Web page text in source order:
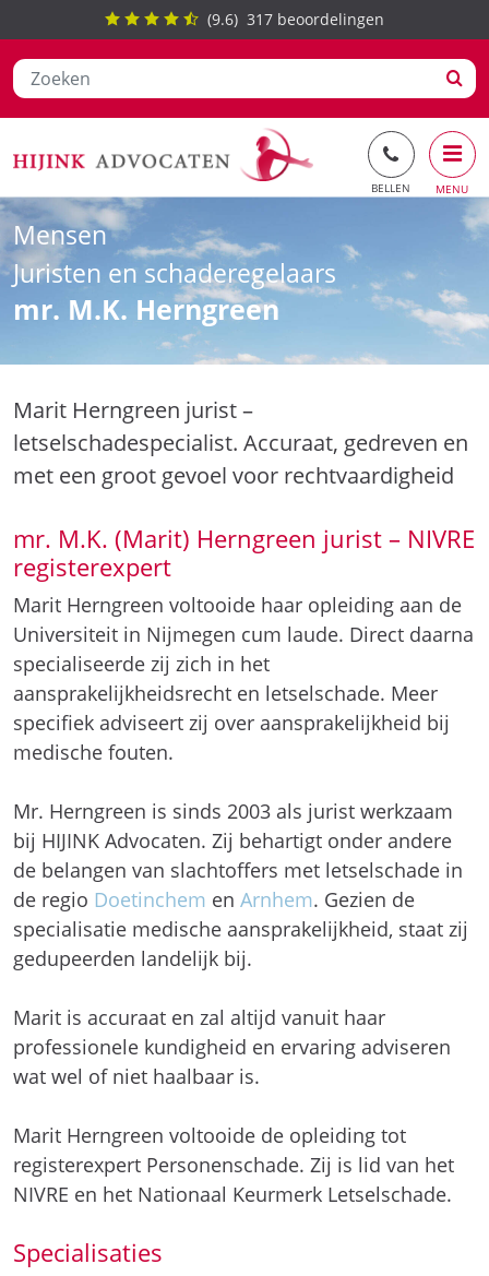
Ga
naar
de
inhoud
(9.6) 317 beoordelingen
Mensen
Juristen en schaderegelaars
mr. M.K. Herngreen
Marit Herngreen jurist –
letselschadespecialist. Accuraat, gedreven en
met een groot gevoel voor rechtvaardigheid
mr. M.K. (Marit) Herngreen jurist – NIVRE
registerexpert
Marit Herngreen voltooide haar opleiding aan de
Universiteit in Nijmegen cum laude. Direct daarna
specialiseerde zij zich in het
aansprakelijkheidsrecht en letselschade. Meer
specifiek adviseert zij over aansprakelijkheid bij
medische fouten.
Mr. Herngreen is sinds 2003 als jurist werkzaam
bij HIJINK Advocaten. Zij behartigt onder andere
de belangen van slachtoffers met letselschade in
de regio Doetinchem en Arnhem. Gezien de
specialisatie medische aansprakelijkheid, staat zij
gedupeerden landelijk bij.
Marit is accuraat en zal altijd vanuit haar
professionele kundigheid en ervaring adviseren
wat wel of niet haalbaar is.
Marit Herngreen voltooide de opleiding tot
registerexpert Personenschade. Zij is lid van het
NIVRE en het Nationaal Keurmerk Letselschade.
Specialisaties